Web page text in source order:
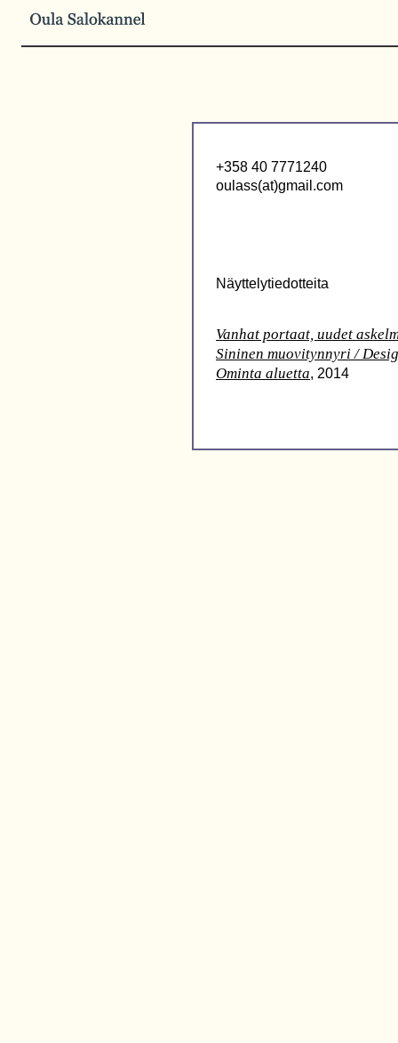
+358 40 7771240
oulass(at)gmail.com
Näyttelytiedotteita
Vanhat portaat, uudet
Sininen muovitynnyri /
Ominta aluetta, 2014